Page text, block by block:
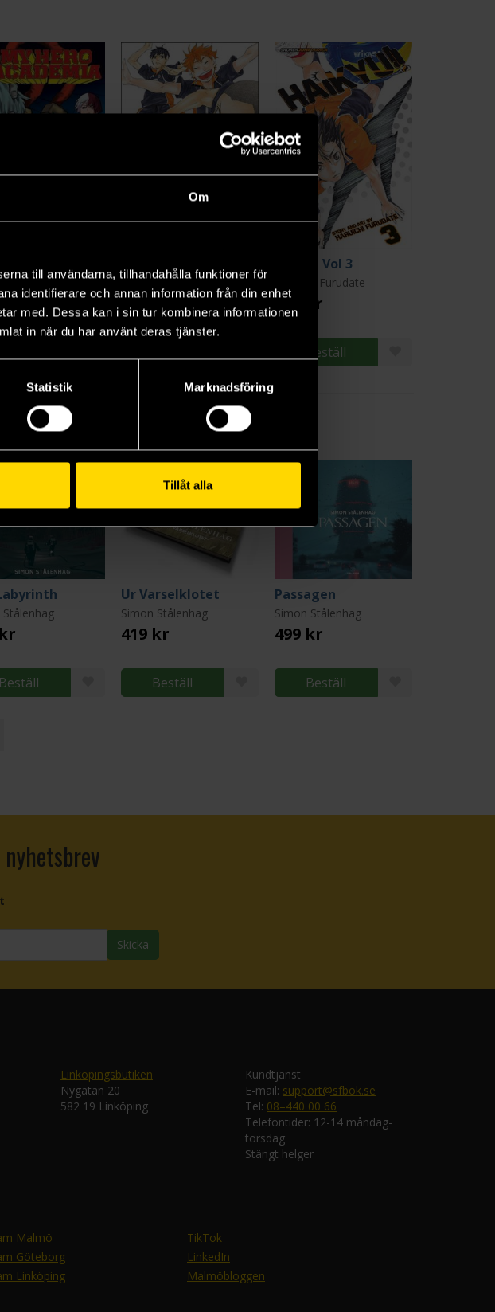
Om
till användarna, tillhandahålla funktioner för
identifierare och annan information från din enhet
med. Dessa kan i sin tur kombinera informationen
in när du har använt deras tjänster.
Statistik Marknadsföring
Tillåt alla
Haikyu Vol 2
Haruichi Furudate
139 kr
Haikyu Vol 3
Haruichi Furudate
139 kr
Beställ
Stålenhag
Beställ
Ur Varselklotet
Simon Stålenhag
419 kr
Beställ
Passagen
Simon Stålenhag
499 kr
Beställ
Skicka
Linköpingsbutiken
Nygatan 20
582 19 Linköping
Kundtjänst
E-mail: support@sfbok.se
Tel: 08–440 00 66
Telefontider: 12-14 måndag-
torsdag
Stängt helger
Malmö
Göteborg
Linköping
TikTok
LinkedIn
Malmöbloggen